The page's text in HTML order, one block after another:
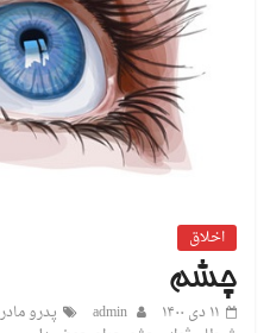
اخلاق
چشم
۱۱ دی ۱۴۰۰ admin پدرو مادر